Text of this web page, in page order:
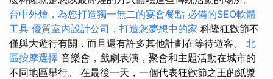
台中外燴，為您打造獨一無二的宴會餐點 必備的SEO軟體
工具 優質室內設計公司，打造您夢想中的家 科隆狂歡節不
僅與大遊行有關，而且還有許多其他計劃在等待遊客。 北
區按摩選擇 音樂會，戲劇表演，聚會和主題活動在城市的
不同地區舉行。 在最後一天，一個代表狂歡節之王的紙漿